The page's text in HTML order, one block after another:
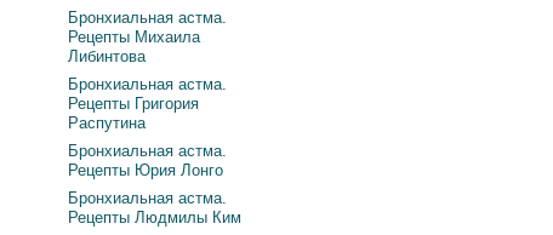
Бронхиальная астма.
Рецепты Михаила
Либинтова
Бронхиальная астма.
Рецепты Григория
Распутина
Бронхиальная астма.
Рецепты Юрия Лонго
Бронхиальная астма.
Рецепты Людмилы Ким